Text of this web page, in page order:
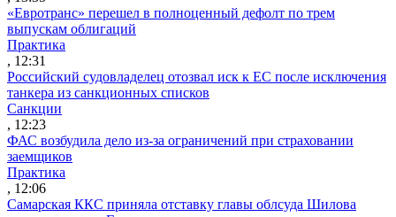
«Евротранс» перешел в полноценный дефолт по трем
выпускам облигаций
Практика
, 12:31
Российский судовладелец отозвал иск к ЕС после исключения
танкера из санкционных списков
Санкции
, 12:23
ФАС возбудила дело из-за ограничений при страховании
заемщиков
Практика
, 12:06
Самарская ККС приняла отставку главы облсуда Шилова